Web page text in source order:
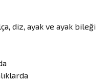
diz, ayak ve ayak bileği